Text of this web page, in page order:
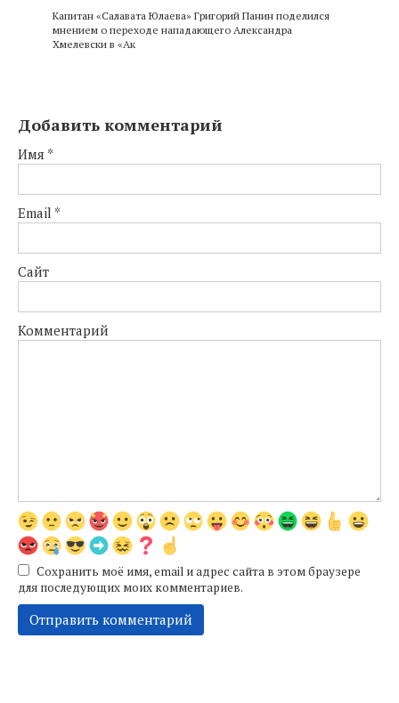
Капитан «Салавата Юлаева» Григорий Панин поделился
мнением о переходе нападающего Александра
Хмелевски в «Ак
Добавить комментарий
Имя *
Email *
Сайт
Комментарий
Сохранить моё имя, email и адрес сайта в этом браузере
для последующих моих комментариев.